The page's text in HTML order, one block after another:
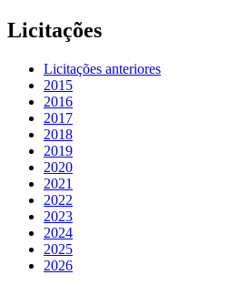
Licitações
Licitações anteriores
2015
2016
2017
2018
2019
2020
2021
2022
2023
2024
2025
2026